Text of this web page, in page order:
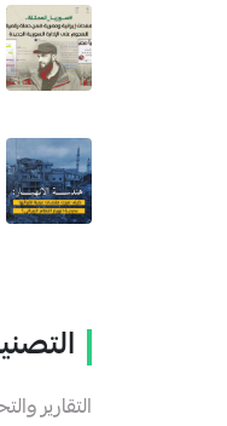
التقارير